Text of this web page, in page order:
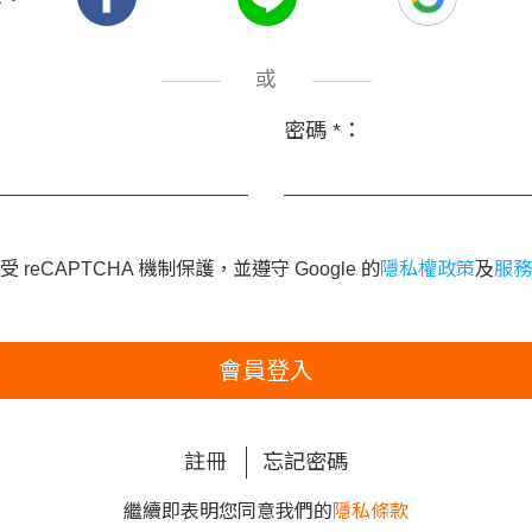
或
密碼 * ：
reCAPTCHA 機制保護，並遵守 Google 的隱私權政策及服
會員登入
註冊 忘記密碼
繼續即表明您同意我們的隱私條款